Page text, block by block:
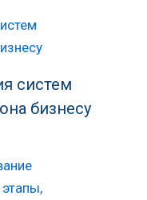
систем
бизнесу